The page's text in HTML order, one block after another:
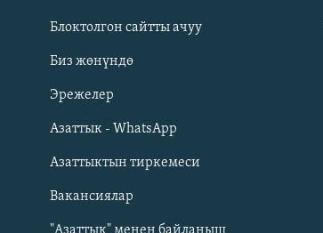
Русский
ОНЛАЙН ШЕРИНЕ
Блоктолгон сайтты ачуу
Биз жөнүндө
Эрежелер
Азаттык - WhatsApp
Азаттыктын тиркемеси
Вакансиялар